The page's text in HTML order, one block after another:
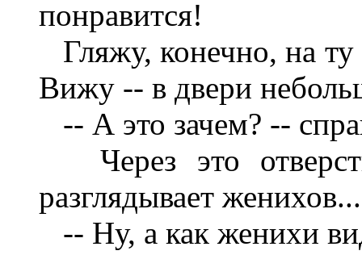
понравится!
Гляжу, конечно, на ту
Вижу -- в двери
-- А это зачем? --
Через это
разглядывает женихов...
-- Ну, а как женихи